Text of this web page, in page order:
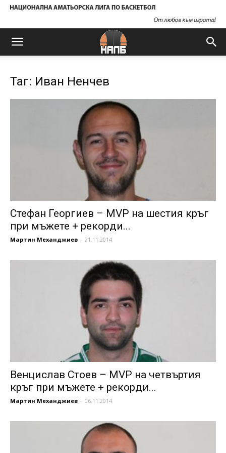
Таг: Иван Ненчев
Стефан Георгиев – MVP на шестия кръг
при мъжете + рекорди...
Мартин Механджиев - 21.11.2014
Венцислав Стоев – MVP на четвъртия
кръг при мъжете + рекорди...
Мартин Механджиев - 06.11.2014